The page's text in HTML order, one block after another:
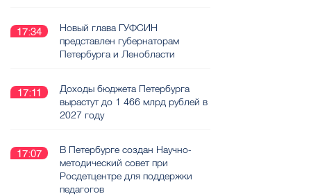
17:34
Новый глава ГУФСИН
представлен губернаторам
Петербурга и Ленобласти
17:11
Доходы бюджета Петербурга
вырастут до 1 466 млрд рублей в
2027 году
17:07
В Петербурге создан Научно-
методический совет при
Росдетцентре для поддержки
педагогов